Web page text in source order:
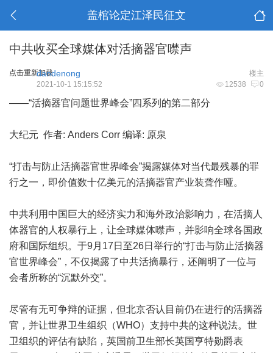
盖棺论定江泽民征文
中共收买全球媒体对活摘器官噤声
点击重新加载 楼主
dandenong
12538 0
2021-10-1 15:15:52
——“活摘器官问题世界峰会”四系列的第二部分
大纪元 作者: Anders Corr 编译: 原泉
“打击与防止活摘器官世界峰会”揭露媒体对当代最残暴的罪
行之一，即价值数十亿美元的活摘器官产业装聋作哑。
中共利用中国巨大的经济实力和海外政治影响力，在活摘人
体器官的人权暴行上，让全球媒体噤声，并影响全球各国政
府和国际组织。于9月17日至26日举行的“打击与防止活摘器
官世界峰会”，不仅揭露了中共活摘暴行，还阐明了一位与
会者所称的“沉默外交”。
尽管有无可争辩的证据，但北京否认目前仍在进行的活摘器
官，并让世界卫生组织（WHO）支持中共的这种说法。世
卫组织的评估有缺陷，英国前卫生部长英国亨特勋爵表